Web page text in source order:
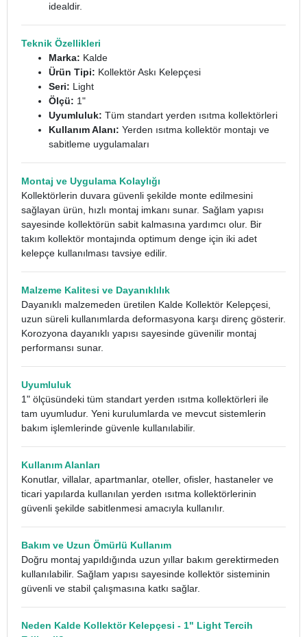
idealdir.
Teknik Özellikleri
Marka: Kalde
Ürün Tipi: Kollektör Askı Kelepçesi
Seri: Light
Ölçü: 1"
Uyumluluk: Tüm standart yerden ısıtma kollektörleri
Kullanım Alanı: Yerden ısıtma kollektör montajı ve
sabitleme uygulamaları
Montaj ve Uygulama Kolaylığı
Kollektörlerin duvara güvenli şekilde monte edilmesini
sağlayan ürün, hızlı montaj imkanı sunar. Sağlam yapısı
sayesinde kollektörün sabit kalmasına yardımcı olur. Bir
takım kollektör montajında optimum denge için iki adet
kelepçe kullanılması tavsiye edilir.
Malzeme Kalitesi ve Dayanıklılık
Dayanıklı malzemeden üretilen Kalde Kollektör Kelepçesi,
uzun süreli kullanımlarda deformasyona karşı direnç gösterir.
Korozyona dayanıklı yapısı sayesinde güvenilir montaj
performansı sunar.
Uyumluluk
1" ölçüsündeki tüm standart yerden ısıtma kollektörleri ile
tam uyumludur. Yeni kurulumlarda ve mevcut sistemlerin
bakım işlemlerinde güvenle kullanılabilir.
Kullanım Alanları
Konutlar, villalar, apartmanlar, oteller, ofisler, hastaneler ve
ticari yapılarda kullanılan yerden ısıtma kollektörlerinin
güvenli şekilde sabitlenmesi amacıyla kullanılır.
Bakım ve Uzun Ömürlü Kullanım
Doğru montaj yapıldığında uzun yıllar bakım gerektirmeden
kullanılabilir. Sağlam yapısı sayesinde kollektör sisteminin
güvenli ve stabil çalışmasına katkı sağlar.
Neden Kalde Kollektör Kelepçesi - 1" Light Tercih